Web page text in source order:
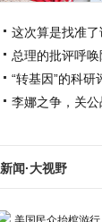
这次算是找准了
总理的批评呼
“转基因”的科研
李娜之争，关
新闻·大视野